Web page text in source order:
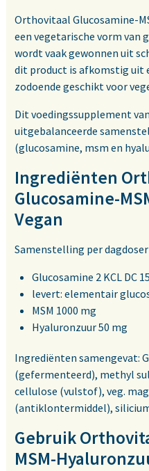
Orthovitaal Glucosamine-
een vegetarische vorm van
wordt vaak gewonnen uit
dit product is afkomstig uit
zodoende geschikt voor
Dit voedingssupplement
uitgebalanceerde
(glucosamine, msm en
Ingrediënten
Glucosamine-
Vegan
Samenstelling per
Glucosamine 2 KCL DC
levert: elementair
MSM 1000 mg
Hyaluronzuur 50 mg
Ingrediënten samengevat:
(gefermenteerd), methyl
cellulose (vulstof), veg.
(antiklontermiddel),
Gebruik
MSM-